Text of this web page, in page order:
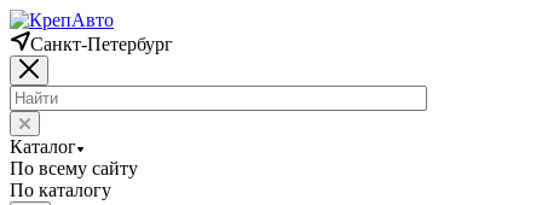
Санкт-Петербург
Каталог
По всему сайту
По каталогу